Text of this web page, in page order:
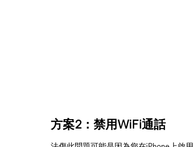
方案2：禁用WiFi通話